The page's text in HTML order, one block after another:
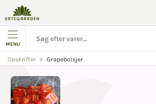
MENU
Opskrifter Grapebolsjer